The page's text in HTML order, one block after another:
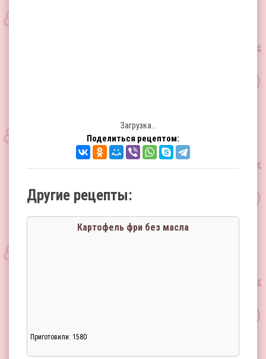
Загрузка...
Поделиться рецептом:
Другие рецепты:
Картофель фри без масла
Приготовили: 1580